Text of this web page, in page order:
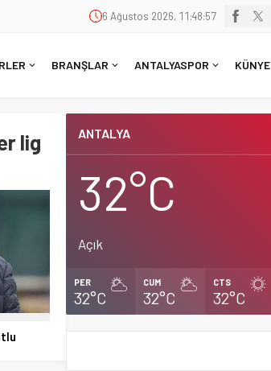
6 Ağustos 2026, 11:48:57
BRANŞLAR ANTALYASPOR KÜNYE
lig ANTALYA
32°C
Açık
PER
32°C
CUM
32°C
CTS
32°C